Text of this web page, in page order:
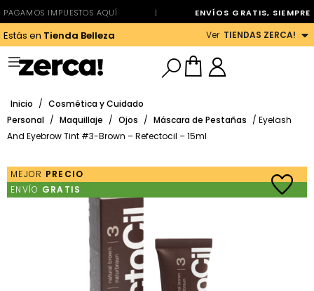
PAGAMOS IMPUESTOS AQUÍ | ENVÍOS GRATIS, SIEMPRE
Estás en Tienda Belleza Ver TIENDAS ZERCA!
Inicio / Cosmética y Cuidado
Personal / Maquillaje / Ojos / Máscara de Pestañas / Eyelash
And Eyebrow Tint #3-Brown – Refectocil – 15ml
MEJOR PRECIO
ENVÍO GRATIS